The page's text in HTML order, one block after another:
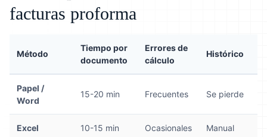
facturas proforma
Método
Tiempo por
documento
Errores de
cálculo
Histórico
Papel /
Word
15-20 min Frecuentes Se pierde
Excel 10-15 min Ocasionales Manual